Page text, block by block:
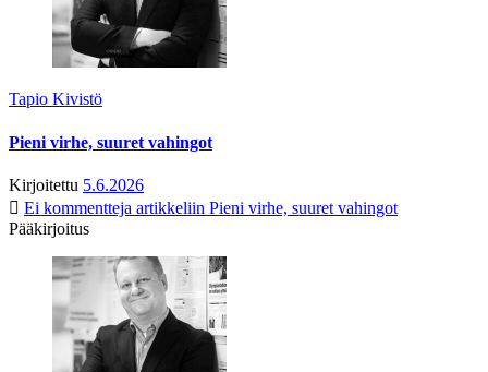
Tapio Kivistö
Pieni virhe, suuret vahingot
Kirjoitettu 5.6.2026
Ei kommentteja artikkeliin Pieni virhe, suuret vahingot
Pääkirjoitus